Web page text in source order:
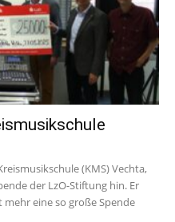
(KMS) Vechta,
der LzO-Stiftung hin. Er
mehr eine so große Spende